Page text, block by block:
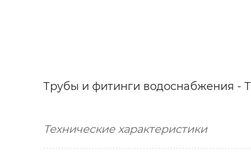
Трубы и фитинги водоснабжения -
Технические характеристики